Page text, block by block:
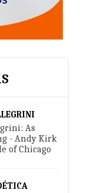
As
- Andy Kirk
of Chicago